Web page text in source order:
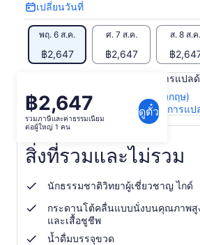
เปลี่ยนวันที่
เปลี่ยน
วัน
พฤ. 6 ส.ค.
฿2,647
ศ. 7 ส.ค.
฿2,647
ส. 8 ส.ค.
฿
ราคา
อยู่
฿2,647
ต่อ
ผู้ใหญ่
คน
฿2,647
รวมภาษีและค่าธรรมเนียม
ต่อผู้ใหญ่ 1 คน
ดูตั๋ว
เนื้อหาในหน้านี้อาจได้รับการแปล
ดูข้อความต้นฉบับ (ภาษาอังกฤษ)
ให้คะแนนและความคิดเห็นการแป
สิ่งที่รวมและไม่รวม
นักธรรมชาติวิทยาผู้เชี่ยวชาญ ไกด์
กระดานโต้คลื่นแบบนั่งบนคุณภาพสู
และเสื้อชูชีพ
น้ำดื่มบรรจุขวด